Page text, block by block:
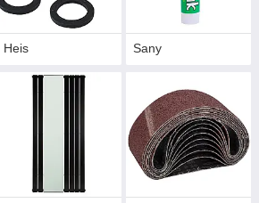
Heis Sany